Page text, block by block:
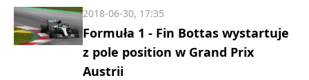
Formuła 1 - Fin Bottas wystartuje
z pole position w Grand Prix
Austrii
2018-06-30, 17:35